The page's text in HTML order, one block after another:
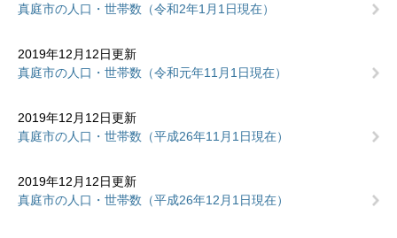
真庭市の人口・世帯数（令和2年1月1日現在）
2019年12月12日更新
真庭市の人口・世帯数（令和元年11月1日現在）
2019年12月12日更新
真庭市の人口・世帯数（平成26年11月1日現在）
2019年12月12日更新
真庭市の人口・世帯数（平成26年12月1日現在）